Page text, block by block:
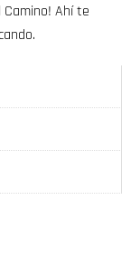
Ahí te